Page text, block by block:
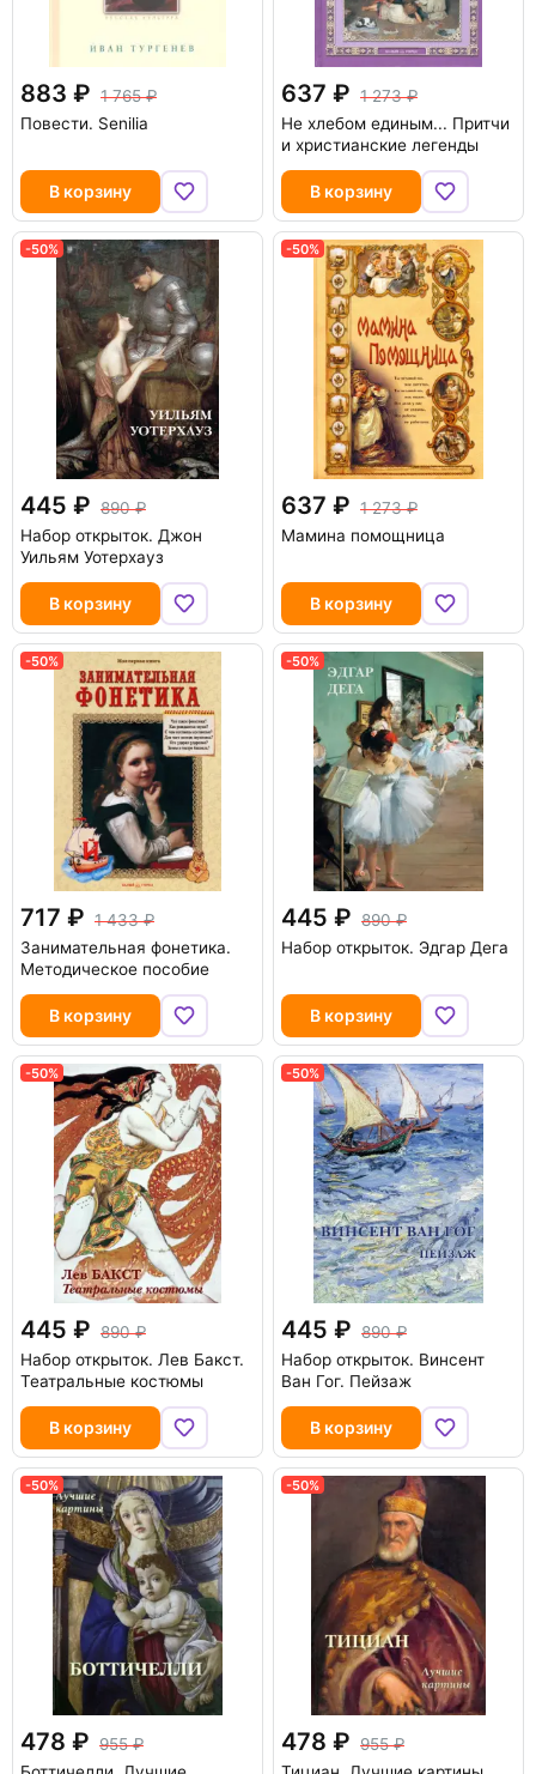
883
1 765
Повести. Senilia
В корзину
637
1 273
Не хлебом единым... Притчи
и христианские легенды
В корзину
-50%
445
890
Набор открыток. Джон
Уильям Уотерхауз
В корзину
-50%
637
1 273
Мамина помощница
В корзину
-50%
717
1 433
Занимательная фонетика.
Методическое пособие
В корзину
-50%
445
890
Набор открыток. Эдгар Дега
В корзину
-50%
445
890
Набор открыток. Лев Бакст.
Театральные костюмы
В корзину
-50%
445
890
Набор открыток. Винсент
Ван Гог. Пейзаж
В корзину
-50%
478
955
-50%
478
955